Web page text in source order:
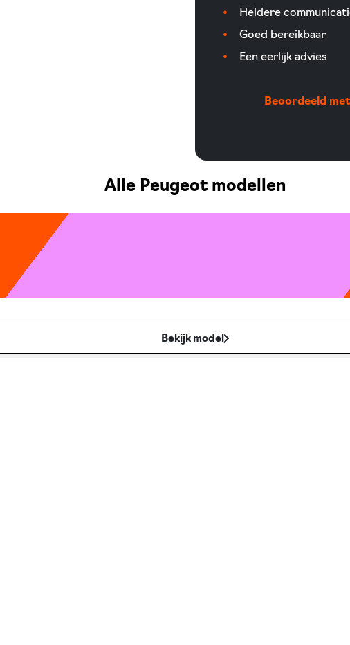
Heldere
Goed bereikbaar
Een eerlijk advies
Beoordeeld met
Alle Peugeot modellen
Bekijk model